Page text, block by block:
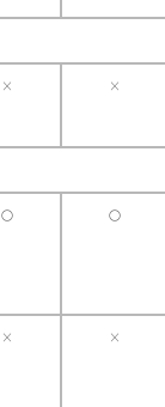
× ×
〇 〇
× ×